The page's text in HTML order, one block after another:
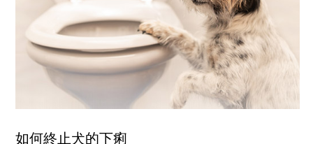
如何終止犬的下痢